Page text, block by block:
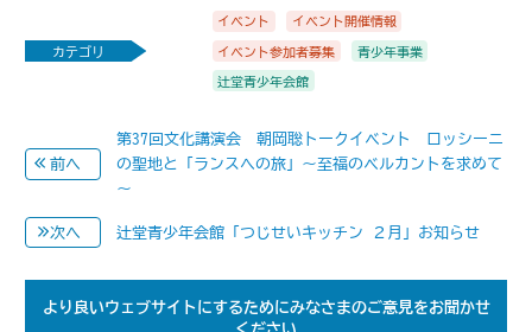
カテゴリ
イベント イベント開催情報
イベント参加者募集 青少年事業
辻堂青少年会館
前へ
第37回文化講演会 朝岡聡トークイベント ロッシーニ
の聖地と「ランスへの旅」～至福のベルカントを求めて
～
次へ 辻堂青少年会館「つじせいキッチン ２月」お知らせ
より良いウェブサイトにするためにみなさまのご意見をお聞かせ
ください